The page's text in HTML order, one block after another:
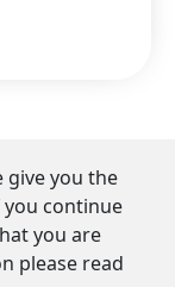
give you the
continue
you are
please read